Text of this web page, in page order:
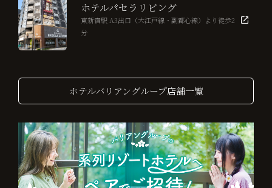
ホテルパセラリビング
東新宿駅 A3出口（大江戸線・副都心線）より徒歩2
分
ホテルバリアングループ店舗一覧